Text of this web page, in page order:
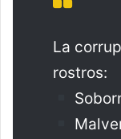
La
rostros: